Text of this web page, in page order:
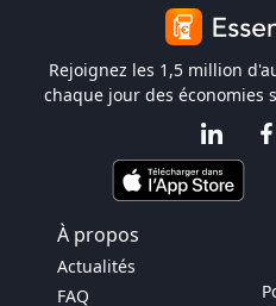
Rejoignez les 1,5 million
chaque jour des
À propos
Actualités
FAQ